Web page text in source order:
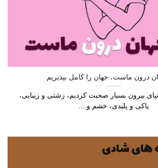
درون ماست، جهان را کامل بپذیریم
بیرون بسیار صحبت کردیم، زشتی و زیبایی،
پاکی و پلیدی، خشم و ...